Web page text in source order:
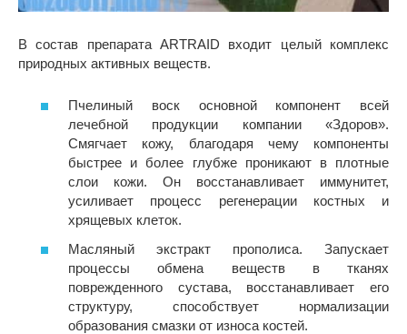
В состав препарата ARTRAID входит целый комплекс
природных активных веществ.
Пчелиный воск основной компонент всей
лечебной продукции компании «Здоров».
Смягчает кожу, благодаря чему компоненты
быстрее и более глубже проникают в плотные
слои кожи. Он восстанавливает иммунитет,
усиливает процесс регенерации костных и
хрящевых клеток.
Масляный экстракт прополиса. Запускает
процессы обмена веществ в тканях
поврежденного сустава, восстанавливает его
структуру, способствует нормализации
образования смазки от износа костей.